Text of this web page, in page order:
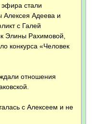
стали
Алексея Адеева и
с Галей
Элины Рахимовой,
конкурса «Человек
отношения
с Алексеем и не